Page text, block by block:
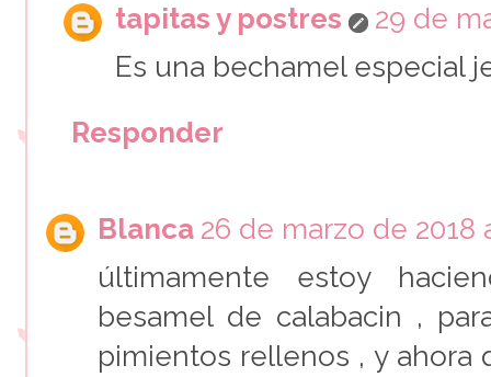
tapitas y postres
29 de
Es una bechamel especial
Responder
Blanca 26 de marzo de 2018
últimamente estoy
besamel de calabacin ,
pimientos rellenos , y